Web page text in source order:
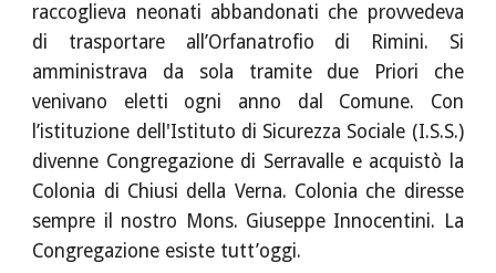
raccoglieva neonati abbandonati che provvedeva
di trasportare all’Orfanatrofio di Rimini. Si
amministrava da sola tramite due Priori che
venivano eletti ogni anno dal Comune. Con
l’istituzione dell'Istituto di Sicurezza Sociale (I.S.S.)
divenne Congregazione di Serravalle e acquistò la
Colonia di Chiusi della Verna. Colonia che diresse
sempre il nostro Mons. Giuseppe Innocentini. La
Congregazione esiste tutt’oggi.